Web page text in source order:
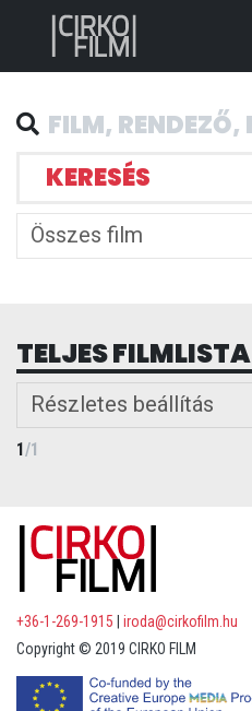
KERESÉS
Összes film
TELJES FILMLISTA
Részletes beállítás
1/1
+36-1-269-1915
iroda@cirkofilm.hu
Copyright © 2019 CIRKO FILM